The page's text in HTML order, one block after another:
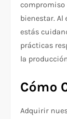
compromiso
bienestar. Al
estás
prácticas
la
Cómo
Adquirir